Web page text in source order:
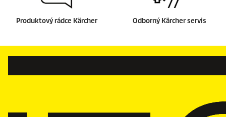
Produktový rádce Kärcher Odborný Kärcher servis